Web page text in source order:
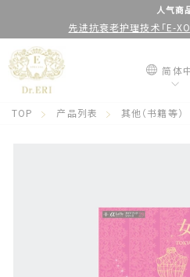
容
停
幻
人气商
先进抗衰老护理技术「E-
简体
TOP 产品列表 其他（书籍等）